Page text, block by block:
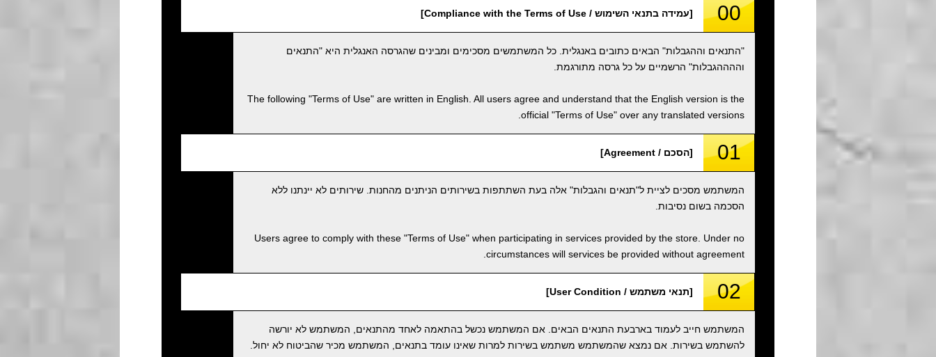
00 [עמידה בתנאי השימוש / Compliance with the Terms of Use]
"התנאים וההגבלות" הבאים כתובים באנגלית. כל המשתמשים מסכימים ומבינים שהגרסה האנגלית היא "התנאים
וההההגבלות" הרשמיים על כל גרסה מתורגמת.
The following "Terms of Use" are written in English. All users agree and understand that the English version is the
official "Terms of Use" over any translated versions.
01 [הסכם / Agreement]
המשתמש מסכים לציית ל"תנאים והגבלות" אלה בעת השתתפות בשירותים הניתנים מהחנות. שירותים לא יינתנו ללא
הסכמה בשום נסיבות.
Users agree to comply with these "Terms of Use" when participating in services provided by the store. Under no
circumstances will services be provided without agreement.
02 [תנאי משתמש / User Condition]
המשתמש חייב לעמוד בארבעת התנאים הבאים. אם המשתמש נכשל בהתאמה לאחד מהתנאים, המשתמש לא יורשה
להשתמש בשירות. אם נמצא שהמשתמש משתמש בשירות למרות שאינו עומד בתנאים, המשתמש מכיר שהביטוח לא יחול.